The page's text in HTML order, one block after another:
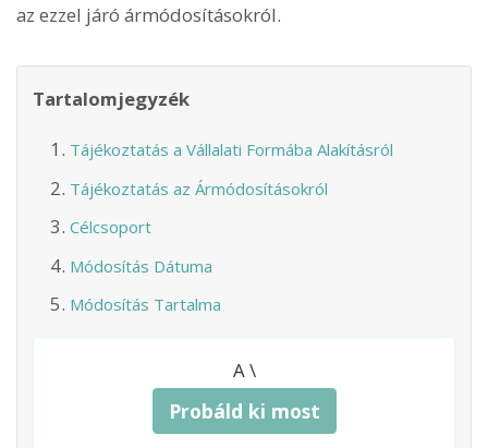
az ezzel járó ármódosításokról.
Tartalomjegyzék
Tájékoztatás a Vállalati Formába Alakításról
Tájékoztatás az Ármódosításokról
Célcsoport
Módosítás Dátuma
Módosítás Tartalma
A \
Probáld ki most